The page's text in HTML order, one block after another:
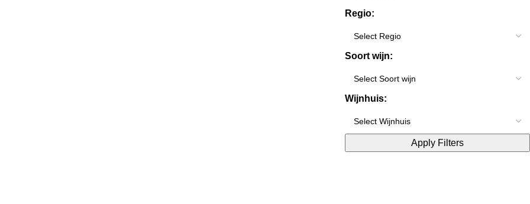
Regio:
Soort wijn:
Wijnhuis:
Apply Filters